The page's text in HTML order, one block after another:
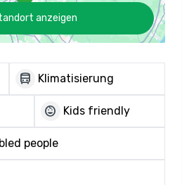
anzeigen
directions_bus Klimatisierung
child_care Kids friendly
people